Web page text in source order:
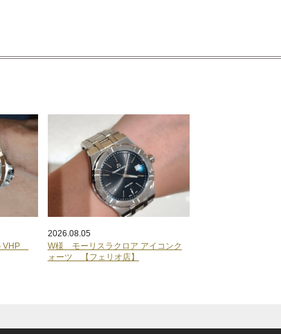
VHP
2026.08.05
W様 モーリスラクロア アイコンク
ォーツ 【フェリオ店】